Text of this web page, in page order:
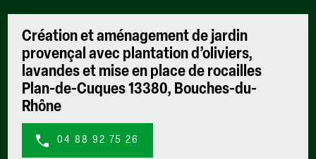
Création et aménagement de jardin
provençal avec plantation d’oliviers,
lavandes et mise en place de rocailles
Plan-de-Cuques 13380, Bouches-du-
Rhône
04 88 92 75 26